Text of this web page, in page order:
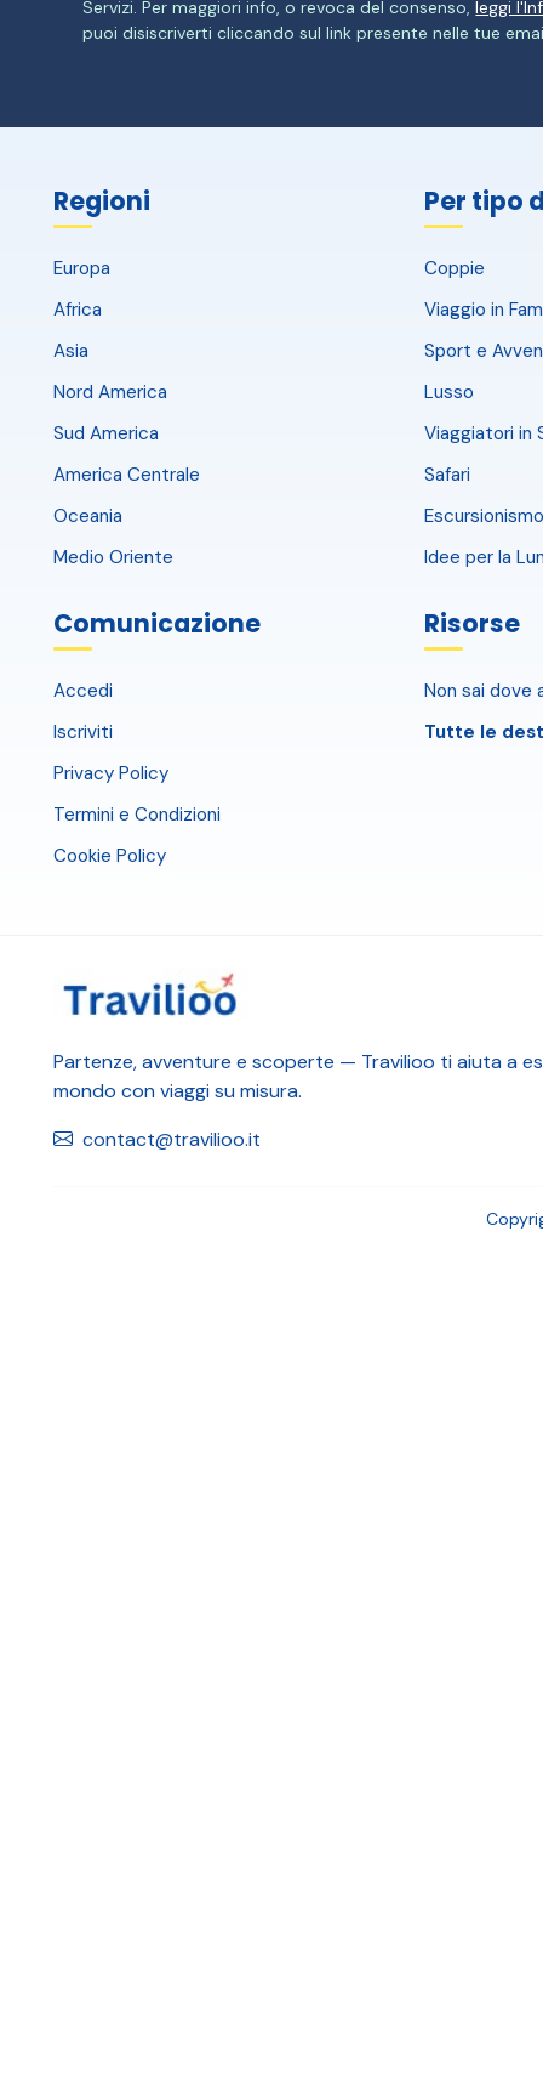
Servizi. Per maggiori info, o revoca del consenso,leggi
puoi disiscriverti cliccando sul link presente nelle tue
Regioni
Europa
Africa
Asia
Nord America
Sud America
America Centrale
Oceania
Medio Oriente
Per tipo
Coppie
Viaggio in
Sport e
Lusso
Viaggiatori in
Safari
Idee per la
Comunicazione
Accedi
Iscriviti
Privacy Policy
Termini e Condizioni
Cookie Policy
Risorse
Non sai dove
Tutte le
Partenze, avventure e scoperte — Travilioo ti aiuta a
mondo con viaggi su misura.
contact@travilioo.it